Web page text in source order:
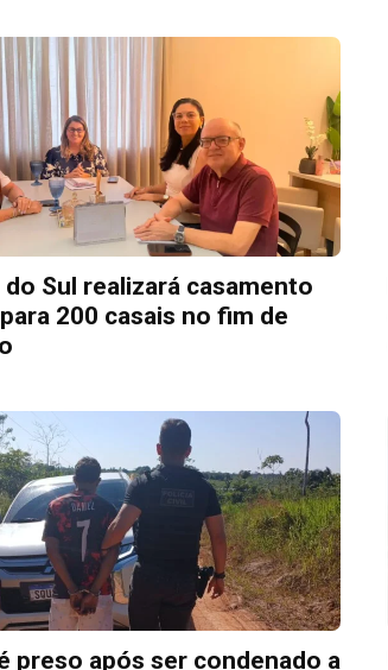
Sul realizará casamento
200 casais no fim de
preso após ser condenado a